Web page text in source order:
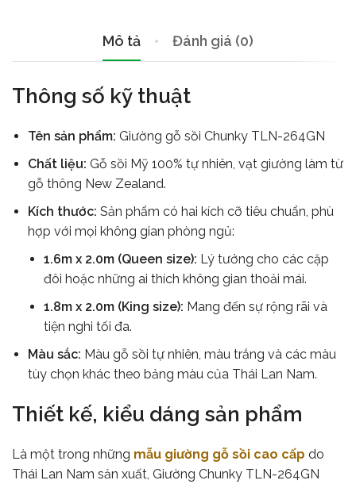
Mô tả Đánh giá (0)
Thông số kỹ thuật
Tên sản phẩm: Giường gỗ sồi Chunky TLN-264GN
Chất liệu: Gỗ sồi Mỹ 100% tự nhiên, vạt giường làm từ
gỗ thông New Zealand.
Kích thước: Sản phẩm có hai kích cỡ tiêu chuẩn, phù
hợp với mọi không gian phòng ngủ:
1.6m x 2.0m (Queen size): Lý tưởng cho các cặp
đôi hoặc những ai thích không gian thoải mái.
1.8m x 2.0m (King size): Mang đến sự rộng rãi và
tiện nghi tối đa.
Màu sắc: Màu gỗ sồi tự nhiên, màu trắng và các màu
tùy chọn khác theo bảng màu của Thái Lan Nam.
Thiết kế, kiểu dáng sản phẩm
Là một trong những mẫu giường gỗ sồi cao cấp do
Thái Lan Nam sản xuất, Giường Chunky TLN-264GN